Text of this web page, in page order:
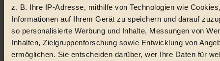
z. B. Ihre IP-Adresse, mithilfe von Technologien wie
Informationen auf Ihrem Gerät zu speichern und darauf
so personalisierte Werbung und Inhalte, Messungen von
Inhalten, Zielgruppenforschung sowie Entwicklung von
ermöglichen. Sie entscheiden darüber, wer Ihre Daten für
Social Media
22.601 Fans auf Facebook
3.415 Follower auf Twitter
Folge uns auf Instagram
Themen